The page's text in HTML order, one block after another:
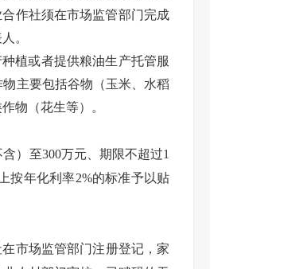
作社须在市场监管部门完成
。
植或者提供粮油生产托管服
主要包括谷物（玉米、水稻
物（花生等）。
）至300万元、期限不超过1
按年化利率2%的标准予以贴
市场监管部门注册登记，家